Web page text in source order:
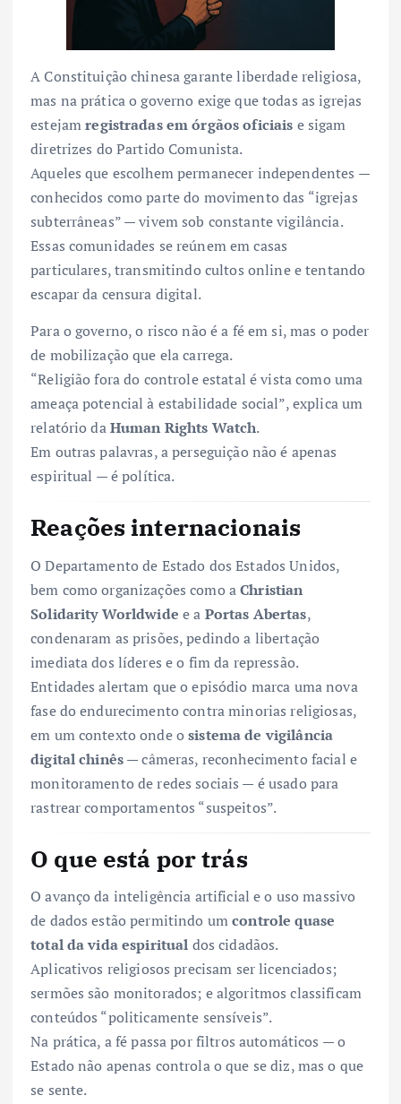
A Constituição chinesa garante liberdade religiosa,
mas na prática o governo exige que todas as igrejas
estejamregistradas em órgãos oficiais e sigam
diretrizes do Partido Comunista.
Aqueles que escolhem permanecer independentes —
conhecidos como parte do movimento das “igrejas
subterrâneas” — vivem sob constante vigilância.
Essas comunidades se reúnem em casas
particulares, transmitindo cultos online e tentando
escapar da censura digital.
Para o governo, o risco não é a fé em si, mas o poder
de mobilização que ela carrega.
“Religião fora do controle estatal é vista como uma
ameaça potencial à estabilidade social”, explica um
relatório daHuman Rights Watch.
Em outras palavras, a perseguição não é apenas
espiritual — é política.
Reações internacionais
O Departamento de Estado dos Estados Unidos,
bem como organizações como aChristian
Solidarity Worldwide e a Portas Abertas,
condenaram as prisões, pedindo a libertação
imediata dos líderes e o fim da repressão.
Entidades alertam que o episódio marca uma nova
fase do endurecimento contra minorias religiosas,
em um contexto onde osistema de vigilância
digital chinês— câmeras, reconhecimento facial e
monitoramento de redes sociais — é usado para
rastrear comportamentos “suspeitos”.
O que está por trás
O avanço da inteligência artificial e o uso massivo
de dados estão permitindo umcontrole quase
total da vida espiritual dos cidadãos.
Aplicativos religiosos precisam ser licenciados;
sermões são monitorados; e algoritmos classificam
conteúdos “politicamente sensíveis”.
Na prática, a fé passa por filtros automáticos — o
Estado não apenas controla o que se diz, mas o que
se sente.